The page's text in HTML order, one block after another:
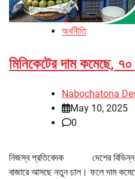
অর্থনীতি
মিনিকেটের দাম কমেছে,
Nabochatona
May 10, 2025
0
নিজস্ব প্রতিবেদক দেশের বিভিন্ন
বাজারে আসছে নতুন চাল। ফলে দাম